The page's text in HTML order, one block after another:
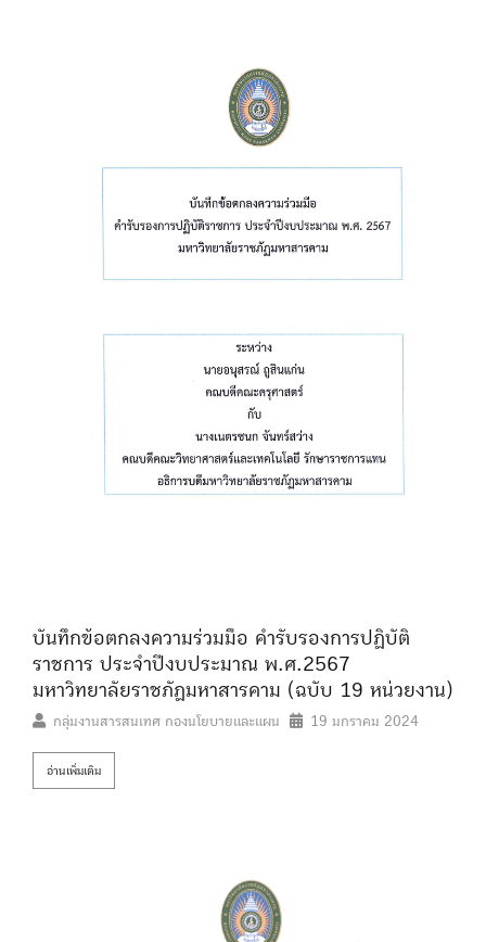
บันทึกข้อตกลงความร่วมมือ คำรับรองการปฏิบัติ
ราชการ ประจำปีงบประมาณ พ.ศ.2567
มหาวิทยาลัยราชภัฏมหาสารคาม (ฉบับ 19 หน่วยงาน)
กลุ่มงานสารสนเทศ กองนโยบายและแผน 19 มกราคม 2024
อ่านเพิ่มเติม